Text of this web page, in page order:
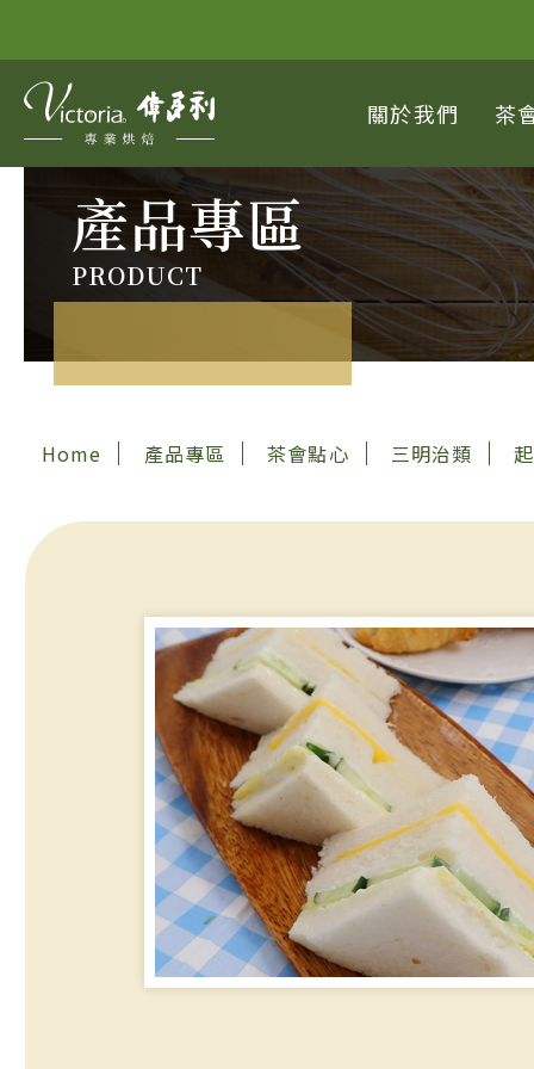
關於我們 茶
產品專區
PRODUCT
Home 產品專區 茶會點心 三明治類